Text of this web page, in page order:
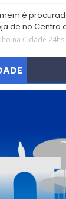
é
de no Centro
na Cidade 24hs